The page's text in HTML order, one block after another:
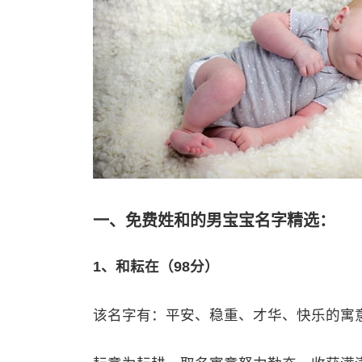
一、免费姓和的男宝宝名字精选：
1、和耘在（98分）
该名字有：平安、稳重、才华、快乐的寓